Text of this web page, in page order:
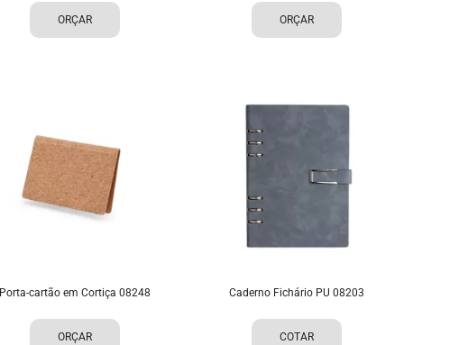
ORÇAR ORÇAR
Porta-cartão em Cortiça 08248
ORÇAR
Caderno Fichário PU 08203
COTAR